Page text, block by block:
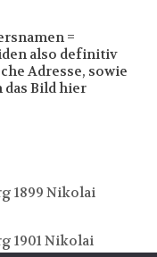
=
also definitiv
Adresse, sowie
das Bild hier
1899 Nikolai
1901 Nikolai